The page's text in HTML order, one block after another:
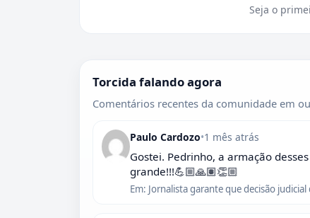
Seja o
Torcida falando agora
Comentários recentes da comunidade em
Paulo Cardozo•1 mês atrás
Gostei. Pedrinho, a armação
grande!!!💪🏼🙏🏽👏🏼
Em: Jornalista garante que decisão